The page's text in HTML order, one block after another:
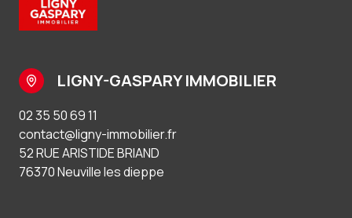
LIGNY-GASPARY IMMOBILIER
02 35 50 69 11
contact@ligny-immobilier.fr
52 RUE ARISTIDE BRIAND
76370 Neuville les dieppe